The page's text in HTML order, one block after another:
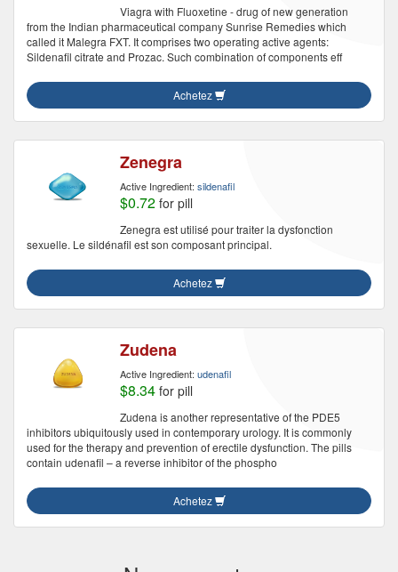
Viagra with Fluoxetine - drug of new generation
from the Indian pharmaceutical company Sunrise Remedies which
called it Malegra FXT. It comprises two operating active agents:
Sildenafil citrate and Prozac. Such combination of components eff
Achetez
Zenegra
Active Ingredient: sildenafil
$0.72 for pill
Zenegra est utilisé pour traiter la dysfonction
sexuelle. Le sildénafil est son composant principal.
Achetez
Zudena
Active Ingredient: udenafil
$8.34 for pill
Zudena is another representative of the PDE5
inhibitors ubiquitously used in contemporary urology. It is commonly
used for the therapy and prevention of erectile dysfunction. The pills
contain udenafil – a reverse inhibitor of the phospho
Achetez